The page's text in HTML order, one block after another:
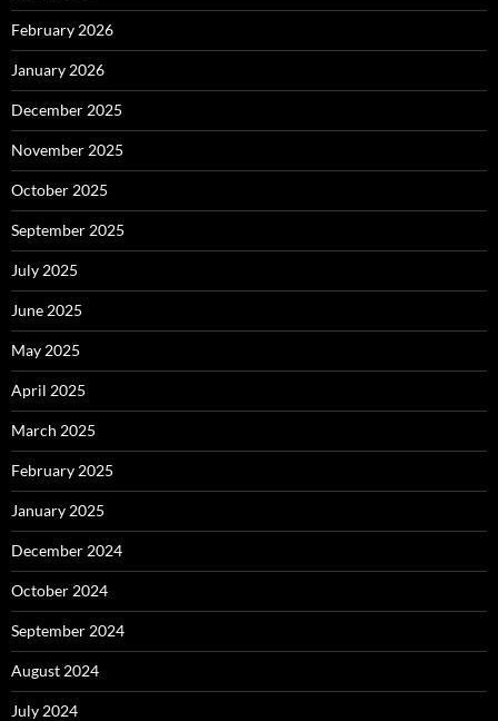
February 2026
January 2026
December 2025
November 2025
October 2025
September 2025
July 2025
June 2025
May 2025
April 2025
March 2025
February 2025
January 2025
December 2024
October 2024
September 2024
August 2024
July 2024